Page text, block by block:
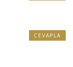
CEVAPLA